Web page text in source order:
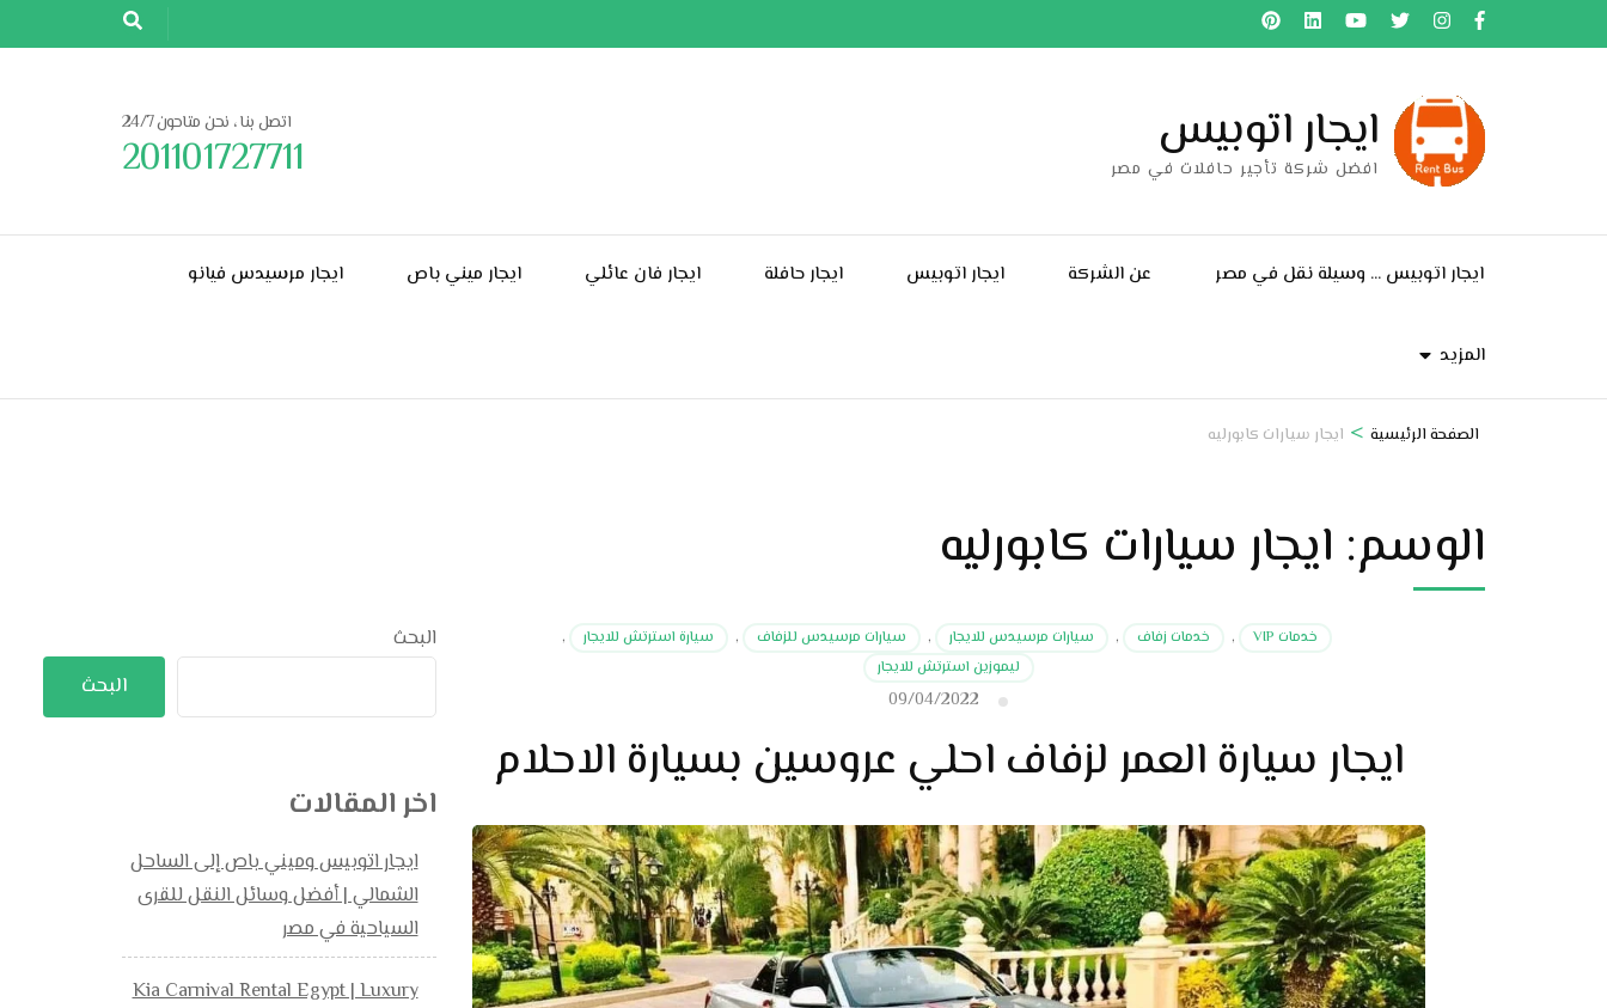
إلى
ايجار اتوبيس
افضل شركة تأجير حافلات في مصر
اتصل بنا ، نحن متاحون 24/7
201101727711
ايجار اتوبيس … وسيلة نقل في مصر عن الشركة ايجار اتوبيس ايجار حافلة ايجار فان عائلي ايجار ميني باص ايجار مرسيدس فيانو
المزيد
الصفحة الرئيسية > ايجار سيارات كابورليه
الوسم: ايجار سيارات كابورليه
خدمات VIP , خدمات زفاف , سيارات مرسيدس للايجار , سيارات مرسيدس للزفاف , سيارة استرتش للايجار
,
ليموزين استرتش للايجار
09/04/2022
ايجار سيارة العمر لزفاف احلي عروسين بسيارة الاحلام
البحث
البحث
اخر المقالات
ايجار اتوبيس وميني باص إلى الساحل
الشمالي | أفضل وسائل النقل للقرى
السياحية في مصر
Kia Carnival Rental Egypt | Luxury